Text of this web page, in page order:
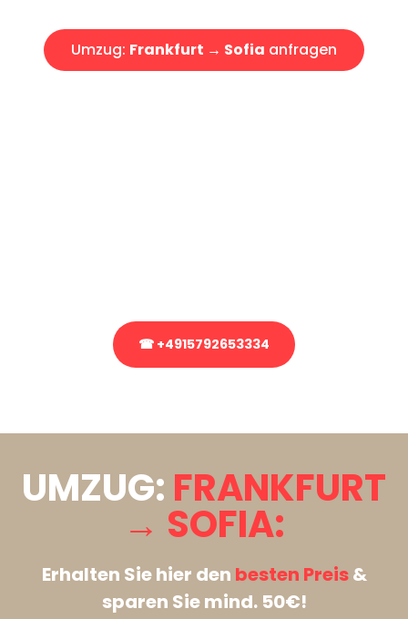
Umzug: Frankfurt → Sofia anfragen
☎ +4915792653334
UMZUG: FRANKFURT
→ SOFIA:
Erhalten Sie hier den besten Preis&
sparen Sie mind. 50€!